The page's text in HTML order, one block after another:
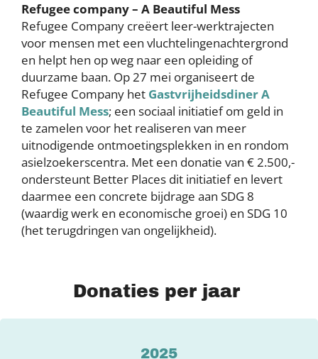
Refugee company – A Beautiful Mess
Refugee Company creëert leer-werktrajecten
voor mensen met een vluchtelingenachtergrond
en helpt hen op weg naar een opleiding of
duurzame baan. Op 27 mei organiseert de
Refugee Company het Gastvrijheidsdiner A
Beautiful Mess; een sociaal initiatief om geld in
te zamelen voor het realiseren van meer
uitnodigende ontmoetingsplekken in en rondom
asielzoekerscentra. Met een donatie van € 2.500,-
ondersteunt Better Places dit initiatief en levert
daarmee een concrete bijdrage aan SDG 8
(waardig werk en economische groei) en SDG 10
(het terugdringen van ongelijkheid).
Donaties per jaar
2025